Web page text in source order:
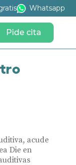
Whatsapp
Pide cita
acude
Die en